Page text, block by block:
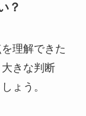
？
理解できた
きな判断
ょう。